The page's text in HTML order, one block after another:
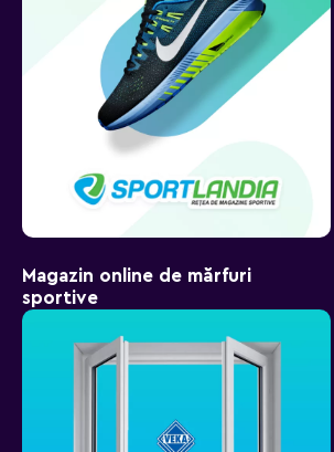
Magazin online de mărfuri
sportive